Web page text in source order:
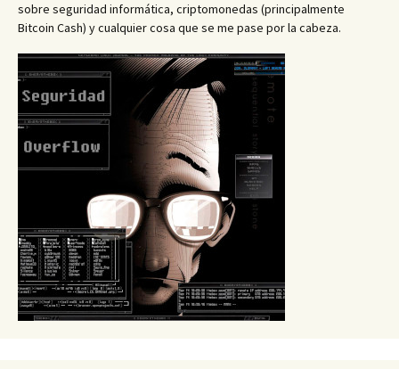
sobre seguridad informática, criptomonedas (principalmente
Bitcoin Cash) y cualquier cosa que se me pase por la cabeza.